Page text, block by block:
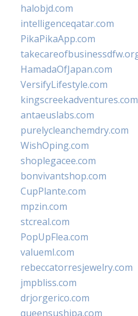
halobjd.com
intelligenceqatar.com
PikaPikaApp.com
HamadaOfJapan.com
VersifyLifestyle.com
kingscreekadventures.com
antaeuslabs.com
purelycleanchemdry.com
WishOping.com
shoplegacee.com
bonvivantshop.com
CupPlante.com
mpzin.com
stcreal.com
PopUpFlea.com
valueml.com
rebeccatorresjewelry.com
jmpbliss.com
drjorgerico.com
queensushipa.com